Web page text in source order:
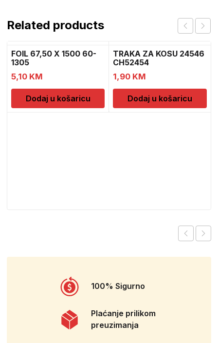
Related products
FOIL 67,50 X 1500 60-
1305
5,10 KM
Dodaj u košaricu
TRAKA ZA KOSU 24546
CH52454
1,90 KM
Dodaj u košaricu
100% Sigurno
Plaćanje prilikom
preuzimanja